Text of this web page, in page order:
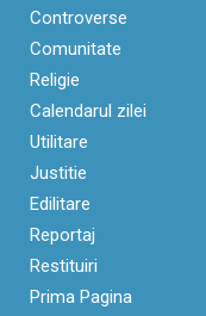
Controverse
Comunitate
Religie
Calendarul zilei
Utilitare
Justitie
Edilitare
Reportaj
Restituiri
Prima Pagina